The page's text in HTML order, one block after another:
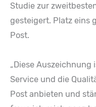
Studie zur
gesteigert. Platz eins
Post.
„Diese
Service und die
Post anbieten und